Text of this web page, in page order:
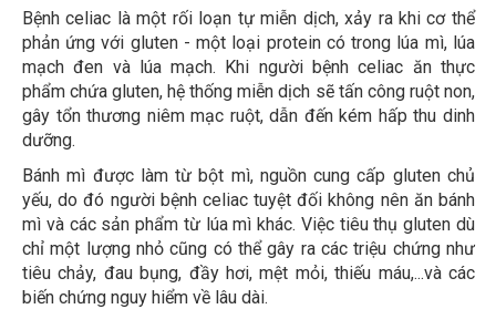
Bệnh celiac là một rối loạn tự miễn dịch, xảy ra khi cơ thể
phản ứng với gluten - một loại protein có trong lúa mì, lúa
mạch đen và lúa mạch. Khi người bệnh celiac ăn thực
phẩm chứa gluten, hệ thống miễn dịch sẽ tấn công ruột non,
gây tổn thương niêm mạc ruột, dẫn đến kém hấp thu dinh
dưỡng.
Bánh mì được làm từ bột mì, nguồn cung cấp gluten chủ
yếu, do đó người bệnh celiac tuyệt đối không nên ăn bánh
mì và các sản phẩm từ lúa mì khác. Việc tiêu thụ gluten dù
chỉ một lượng nhỏ cũng có thể gây ra các triệu chứng như
tiêu chảy, đau bụng, đầy hơi, mệt mỏi, thiếu máu,...và các
biến chứng nguy hiểm về lâu dài.